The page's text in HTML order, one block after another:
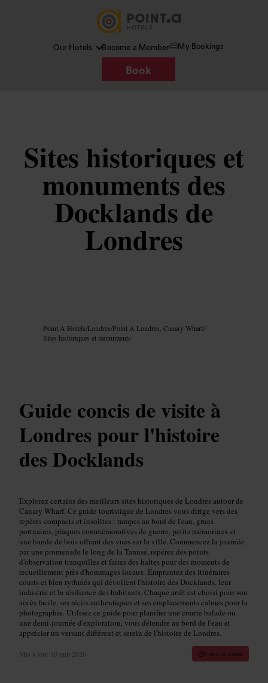
Our Hotels Become a Member My Bookings
Book
Sites historiques et
monuments des
Docklands de
Londres
Point A Hotels/Londres/Point A Londres, Canary Wharf/
Sites historiques et monuments
Guide concis de visite à
Londres pour l'histoire
des Docklands
Explorez certains des meilleurs sites historiques de Londres autour de
Canary Wharf. Ce guide touristique de Londres vous dirige vers des
repères compacts et insolites : rampes au bord de l'eau, grues
portuaires, plaques commémoratives de guerre, petits mémoriaux et
une bande de bois offrant des vues sur la ville. Commencez la journée
par une promenade le long de la Tamise, repérez des points
d'observation tranquilles et faites des haltes pour des moments de
recueillement près d'hommages locaux. Empruntez des itinéraires
courts et bien rythmés qui dévoilent l'histoire des Docklands, leur
industrie et la résilience des habitants. Chaque arrêt est choisi pour son
accès facile, ses récits authentiques et ses emplacements calmes pour la
photographie. Utilisez ce guide pour planifier une courte balade ou
une demi-journée d'exploration, vous détendre au bord de l'eau et
apprécier un versant différent et serein de l'histoire de Londres.
Mis à jour 10 juin 2026 7 min de lecture